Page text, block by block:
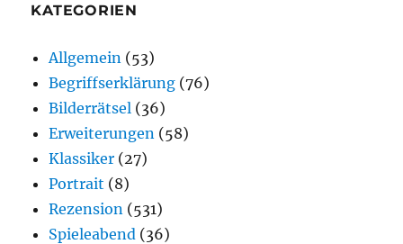
KATEGORIEN
Allgemein (53)
Begriffserklärung (76)
Bilderrätsel (36)
Erweiterungen (58)
Klassiker (27)
Portrait (8)
Rezension (531)
Spieleabend (36)